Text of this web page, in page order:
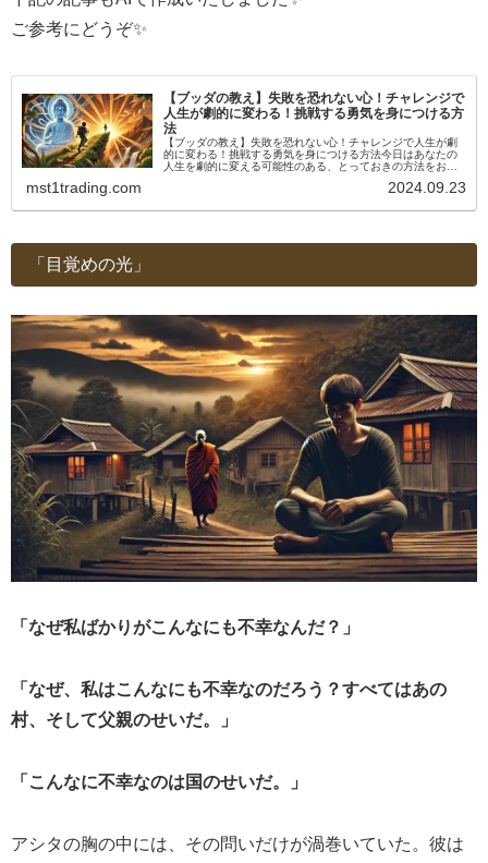
ご参考にどうぞ✨
【ブッダの教え】失敗を恐れない心！チャレンジで
人生が劇的に変わる！挑戦する勇気を身につける方
法
【ブッダの教え】失敗を恐れない心！チャレンジで人生が劇
的に変わる！挑戦する勇気を身につける方法今日はあなたの
人生を劇的に変える可能性のある、とっておきの方法をお伝
mst1trading.com 2024.09.23
「目覚めの光」
「なぜ私ばかりがこんなにも不幸なんだ？」
「なぜ、私はこんなにも不幸なのだろう？すべてはあの
村、そして父親のせいだ。」
「こんなに不幸なのは国のせいだ。」
アシタの胸の中には、その問いだけが渦巻いていた。彼は